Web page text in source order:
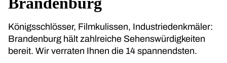
Königsschlösser, Filmkulissen, Industriedenkmäler:
Brandenburg hält zahlreiche Sehenswürdigkeiten
bereit. Wir verraten Ihnen die 14 spannendsten.